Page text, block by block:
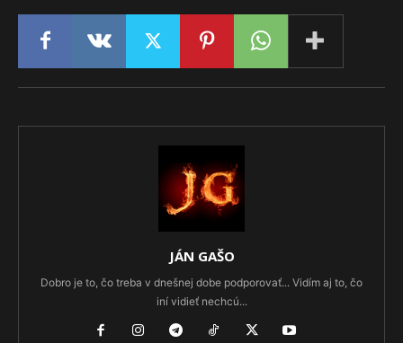
JÁN GAŠO
Dobro je to, čo treba v dnešnej dobe podporovať... Vidím aj to, čo
iní vidieť nechcú...